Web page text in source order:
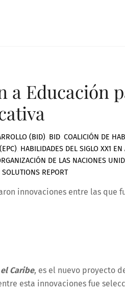
a Educación
(BID) BID, COALICIÓN DE
HABILIDADES DEL SIGLO XX1
DE LAS NACIONES
REPORT
innovaciones entre las que
Caribe, es el nuevo proyecto
esta innovaciones fue